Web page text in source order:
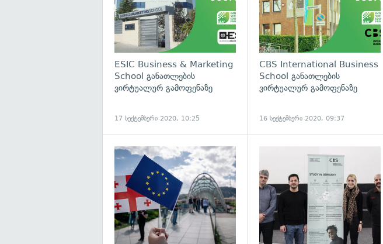
ESIC Business & Marketing
School განათლების
ვირტუალურ გამოფენაზე
17 სექტემბერი 2020, 10:25
CBS International Business
School განათლების
ვირტუალურ გამოფენაზე
16 სექტემბერი 2020, 09:37